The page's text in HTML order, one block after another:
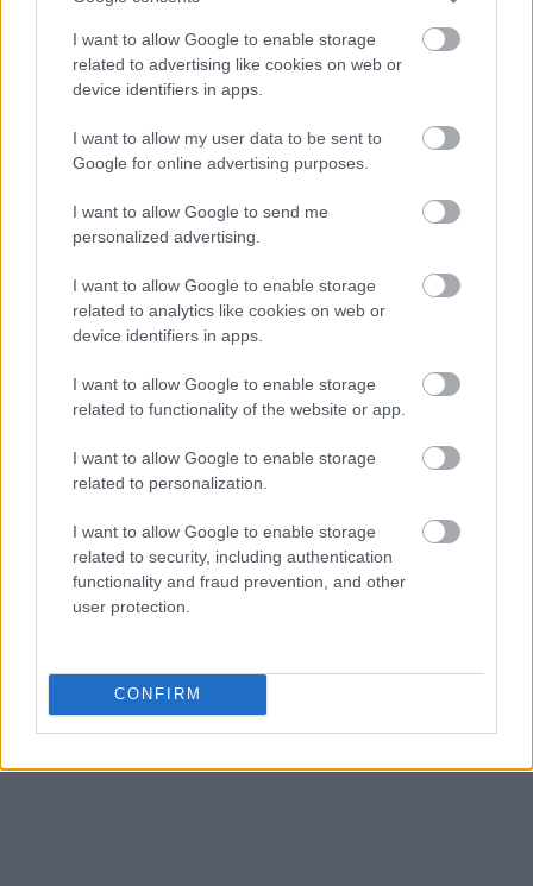
I want to allow Google to enable storage
related to advertising like cookies on web or
device identifiers in apps.
I want to allow my user data to be sent to
Google for online advertising purposes.
I want to allow Google to send me
personalized advertising.
I want to allow Google to enable storage
related to analytics like cookies on web or
device identifiers in apps.
I want to allow Google to enable storage
related to functionality of the website or app.
I want to allow Google to enable storage
related to personalization.
I want to allow Google to enable storage
related to security, including authentication
functionality and fraud prevention, and other
user protection.
CONFIRM
απαραίτητος σήμερα αλλά δεν έχετε πολλές
διαφορετικές επιλογές με τον Άρη μαζί με τον
Ποσειδώνα στον ουράνιο θόλο.
συνέχει εδώ